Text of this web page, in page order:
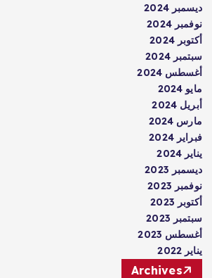
ديسمبر 2024
نوفمبر 2024
أكتوبر 2024
سبتمبر 2024
أغسطس 2024
مايو 2024
أبريل 2024
مارس 2024
فبراير 2024
يناير 2024
ديسمبر 2023
نوفمبر 2023
أكتوبر 2023
سبتمبر 2023
أغسطس 2023
يناير 2022
Archives